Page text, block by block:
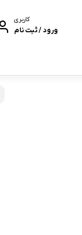
کاربری
ورود / ثبت نام